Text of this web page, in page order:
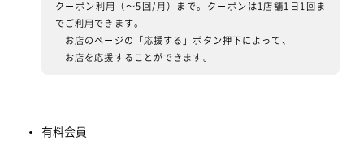
クーポン利用（〜5回/月）まで。クーポンは1店舗1日1回ま
でご利用できます。
お店のページの「応援する」ボタン押下によって、
お店を応援することができます。
有料会員